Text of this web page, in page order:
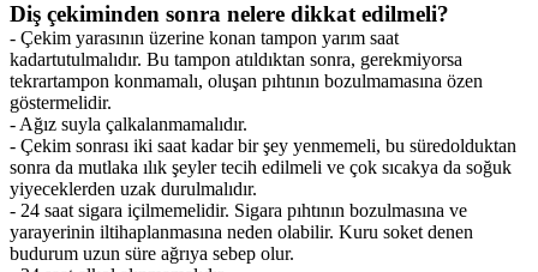
Diş çekiminden sonra nelere dikkat edilmeli?
- Çekim yarasının üzerine konan tampon yarım saat
kadartutulmalıdır. Bu tampon atıldıktan sonra, gerekmiyorsa
tekrartampon konmamalı, oluşan pıhtının bozulmamasına özen
göstermelidir.
- Ağız suyla çalkalanmamalıdır.
- Çekim sonrası iki saat kadar bir şey yenmemeli, bu süredolduktan
sonra da mutlaka ılık şeyler tecih edilmeli ve çok sıcakya da soğuk
yiyeceklerden uzak durulmalıdır.
- 24 saat sigara içilmemelidir. Sigara pıhtının bozulmasına ve
yarayerinin iltihaplanmasına neden olabilir. Kuru soket denen
budurum uzun süre ağrıya sebep olur.